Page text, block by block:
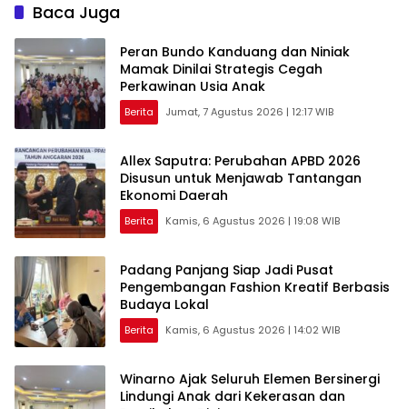
Baca Juga
Peran Bundo Kanduang dan Niniak
Mamak Dinilai Strategis Cegah
Perkawinan Usia Anak
Berita Jumat, 7 Agustus 2026 | 12:17 WIB
Allex Saputra: Perubahan APBD 2026
Disusun untuk Menjawab Tantangan
Ekonomi Daerah
Berita Kamis, 6 Agustus 2026 | 19:08 WIB
Padang Panjang Siap Jadi Pusat
Pengembangan Fashion Kreatif Berbasis
Budaya Lokal
Berita Kamis, 6 Agustus 2026 | 14:02 WIB
Winarno Ajak Seluruh Elemen Bersinergi
Lindungi Anak dari Kekerasan dan